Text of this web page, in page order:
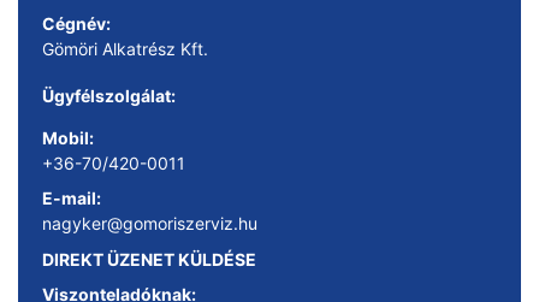
Cégnév:
Gömöri Alkatrész Kft.
Ügyfélszolgálat:
Mobil:
+36-70/420-0011
E-mail:
nagyker@gomoriszerviz.hu
DIREKT ÜZENET KÜLDÉSE
Viszonteladóknak: